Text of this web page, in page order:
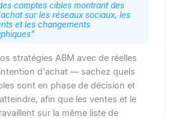
comptes cibles montrant des
sur les réseaux sociaux, les
et les changements
"
stratégies ABM avec de réelles
d'achat — sachez quels
sont en phase de décision et
afin que les ventes et le
sur la même liste de